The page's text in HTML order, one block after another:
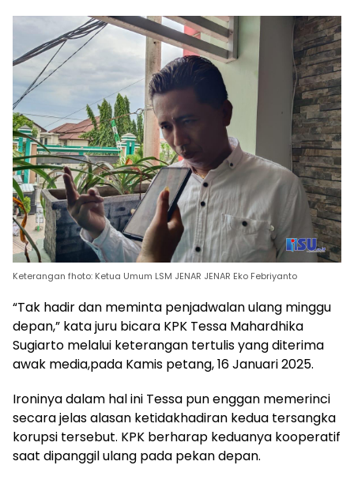
Keterangan fhoto: Ketua Umum LSM JENAR JENAR Eko Febriyanto
“Tak hadir dan meminta penjadwalan ulang minggu
depan,” kata juru bicara KPK Tessa Mahardhika
Sugiarto melalui keterangan tertulis yang diterima
awak media,pada Kamis petang, 16 Januari 2025.
Ironinya dalam hal ini Tessa pun enggan memerinci
secara jelas alasan ketidakhadiran kedua tersangka
korupsi tersebut. KPK berharap keduanya kooperatif
saat dipanggil ulang pada pekan depan.